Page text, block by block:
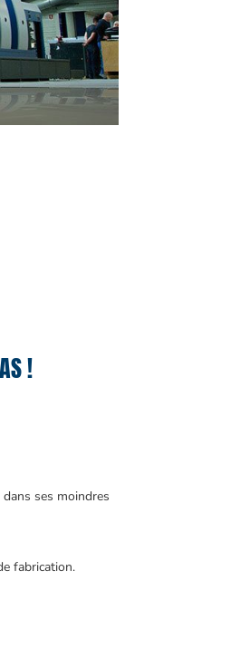
!
ses moindres
fabrication.